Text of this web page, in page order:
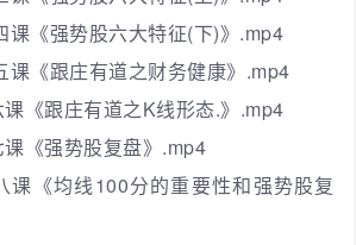
课《强势股六大特征(下)》.mp4
课《跟庄有道之财务健康》.mp4
《跟庄有道之K线形态.》.mp4
《强势股复盘》.mp4
课《均线100分的重要性和强势股复